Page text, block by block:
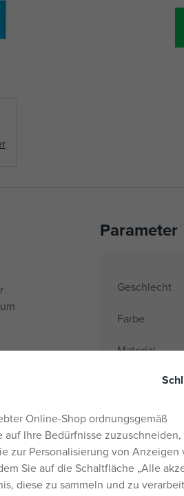
Parameter
Geschlecht
Farbe
Material
Name der
Herkunftsland
EANs
Liefernummer
Online-Shop ordnungsgemäß
Ihre Bedürfnisse
zur Personalisierung von Anzeigen
Sie auf die Schaltfläche „Alle
diese zu sammeln und zu